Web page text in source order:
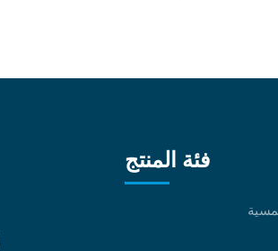
فئة المنتج